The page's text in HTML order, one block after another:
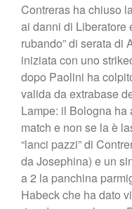
Contreras ha chiuso
ai danni di Liberatore
rubando” di serata di
iniziata con uno
dopo Paolini ha
valida da extrabase
Lampe: il Bologna ha
match e non se la è
“lanci pazzi” di
da Josephina) e un
a 2 la panchina
Habeck che ha dato